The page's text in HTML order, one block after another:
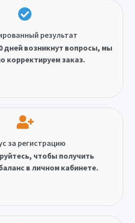
результат
дней возникнут вопросы, мы
корректируем заказ.
за регистрацию
чтобы получить
в личном кабинете.